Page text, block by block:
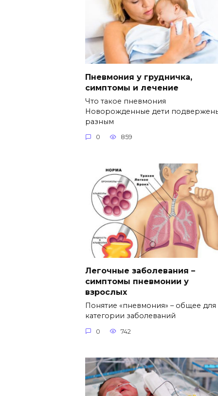
Пневмония у грудничка,
симптомы и лечение
Что такое пневмония
Новорожденные дети
разным
0 859
Легочные заболевания –
симптомы пневмонии у
взрослых
Понятие «пневмония» – общее для
категории заболеваний
0 742